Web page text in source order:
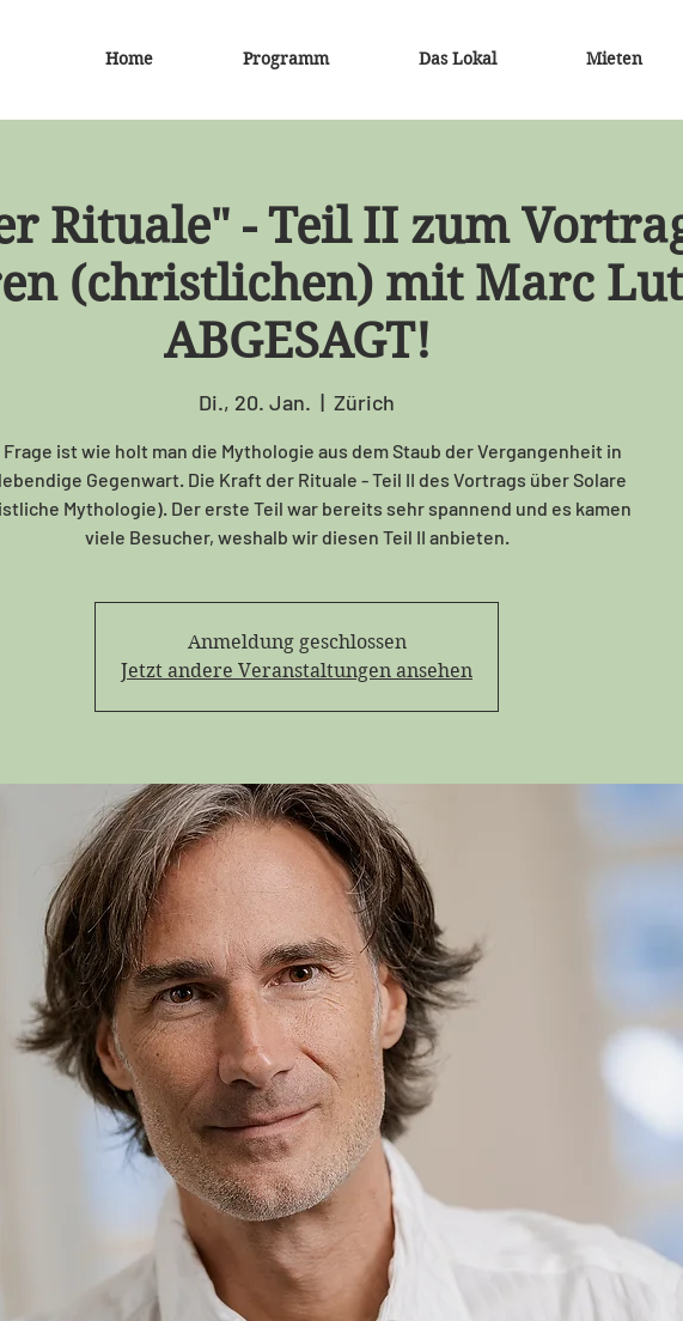
Home Programm Das Lokal Mieten
Rituale" - Teil II zum
(christlichen) mit Marc
ABGESAGT!
Di., 20. Jan.
  |
Zürich
Frage ist wie holt man die Mythologie aus dem Staub der Vergangenheit in
Gegenwart. Die Kraft der Rituale - Teil II des Vortrags über Solare
Mythologie). Der erste Teil war bereits sehr spannend und es kamen
viele Besucher, weshalb wir diesen Teil II anbieten.
Anmeldung geschlossen
Jetzt andere Veranstaltungen ansehen